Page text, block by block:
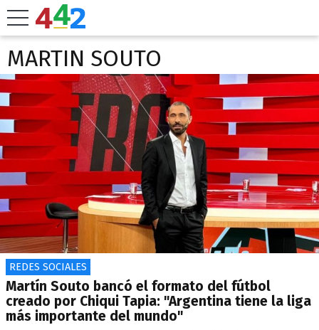
MARTIN SOUTO
REDES SOCIALES
Martín Souto bancó el formato del fútbol
creado por Chiqui Tapia: "Argentina tiene la liga
más importante del mundo"